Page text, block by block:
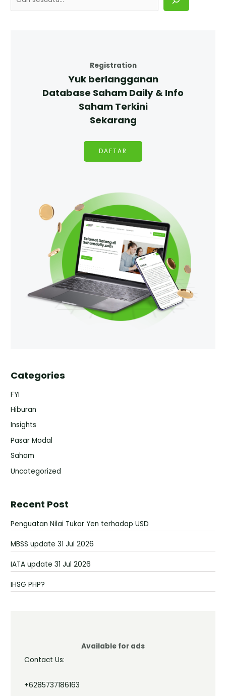
Registration
Yuk berlangganan
Database Saham Daily & Info
Saham Terkini
Sekarang
DAFTAR
Categories
FYI
Hiburan
Insights
Pasar Modal
Saham
Uncategorized
Recent Post
Penguatan Nilai Tukar Yen terhadap USD
MBSS update 31 Jul 2026
IATA update 31 Jul 2026
IHSG PHP?
Available for ads
Contact Us:
+6285737186163